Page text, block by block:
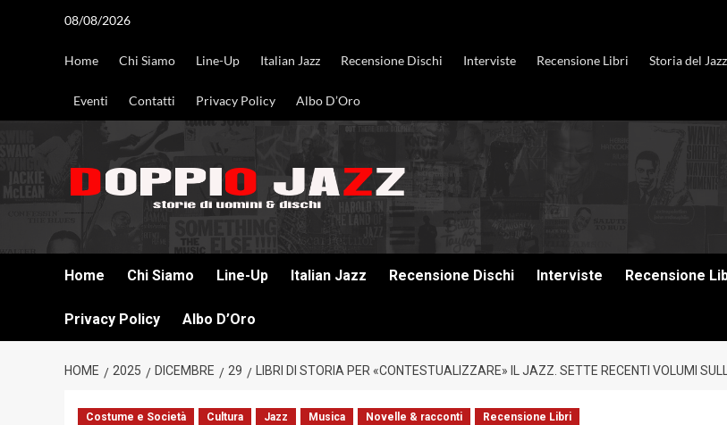
08/08/2026
Home Chi Siamo Line-Up Italian Jazz Recensione Dischi Interviste Recensione Libri Storia del Jazz
Eventi Contatti Privacy Policy Albo D’Oro
Home Chi Siamo Line-Up Italian Jazz Recensione Dischi Interviste Recensione
Privacy Policy Albo D’Oro
HOME 2025 DICEMBRE 29 LIBRI DI STORIA PER «CONTESTUALIZZARE» IL JAZZ. SETTE RECENTI VOLUMI
Costume e Società Cultura Jazz Musica Novelle & racconti Recensione Libri